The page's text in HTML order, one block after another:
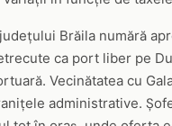
Brăila numără
ca port liber pe
Vecinătatea cu
administrative.